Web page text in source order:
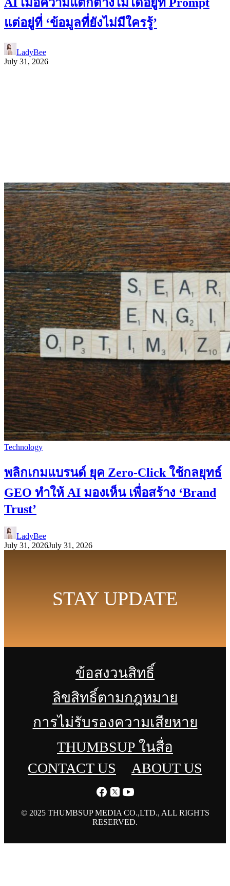
แต่อยู่ที่ ‘ข้อมูลที่ยังไม่มีใครรู้’
LadyBee
July 31, 2026
Technology
พลิกเกมแบรนด์ ยุค Zero-Click ใช้กลยุทธ์
GEO ทำให้ AI มองเห็น เพื่อสร้าง ‘Brand
Trust’
LadyBee
July 31, 2026July 31, 2026
STAY UPDATE
ข้อสงวนสิทธิ์
ลิขสิทธิ์ตามกฎหมาย
การไม่รับรองความเสียหาย
THUMBSUP ในสื่อ
CONTACT US
ABOUT US
© 2025 THUMBSUP MEDIA CO.,LTD., ALL RIGHTS
RESERVED.